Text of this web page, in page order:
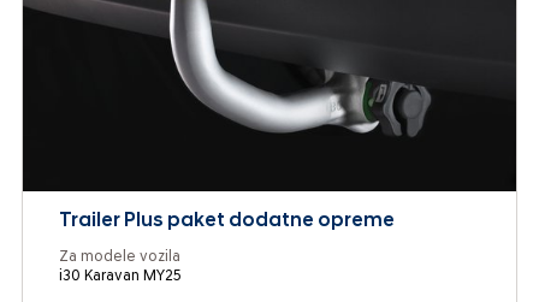
Trailer Plus paket dodatne opreme
Za modele vozila
i30 Karavan MY25